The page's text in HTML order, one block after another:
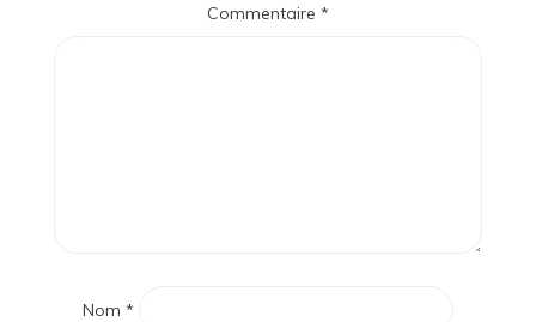
Commentaire *
Nom *